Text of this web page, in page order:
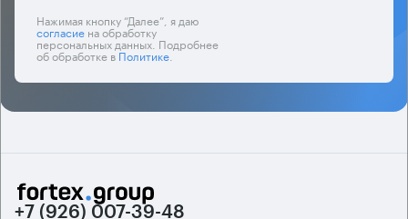
Нажимая кнопку “Далее”, я даю
согласиена обработку
персональных данных. Подробнее
об обработке вПолитике.
+7 (926) 007-39-48